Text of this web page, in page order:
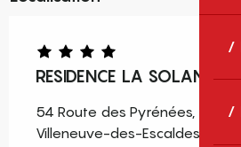
RESIDENCE LA SOLANA
54 Route des Pyrénées,
Villeneuve-des-Escaldes